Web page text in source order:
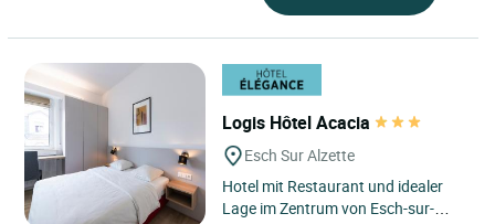
Logis Hôtel Acacia
Esch Sur Alzette
Hotel mit Restaurant und idealer
Lage im Zentrum von Esch-sur-